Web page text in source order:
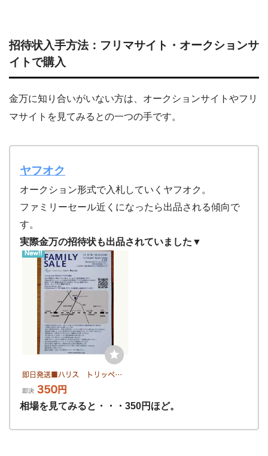
招待状入手方法：フリマサイト・オークションサ
イトで購入
金万に知り合いがいない方は、オークションサイトやフリ
マサイトを見てみるとの一つの手です。
ヤフオク
オークション形式で入札していくヤフオク。
ファミリーセール近くになったら出品される傾向で
す。
実際金万の招待状も出品されていました▼
相場を見てみると・・・350円ほど。